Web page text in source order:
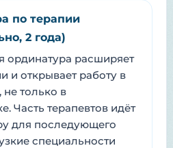
по терапии
2 года)
ординатура расширяет
и открывает работу в
не только в
Часть терапевтов идёт
для последующего
специальности